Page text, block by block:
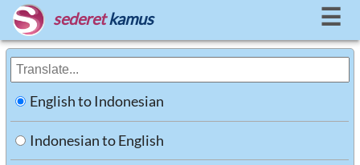
sederet kamus ☰
English to Indonesian
Indonesian to English